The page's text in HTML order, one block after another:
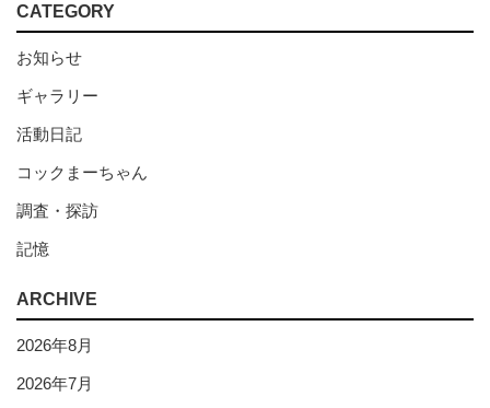
CATEGORY
お知らせ
ギャラリー
活動日記
コックまーちゃん
調査・探訪
記憶
ARCHIVE
2026年8月
2026年7月